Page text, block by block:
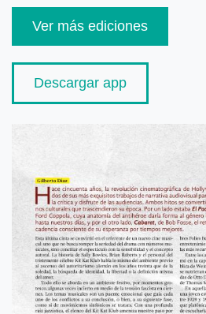
Ver más ediciones
Descargar app